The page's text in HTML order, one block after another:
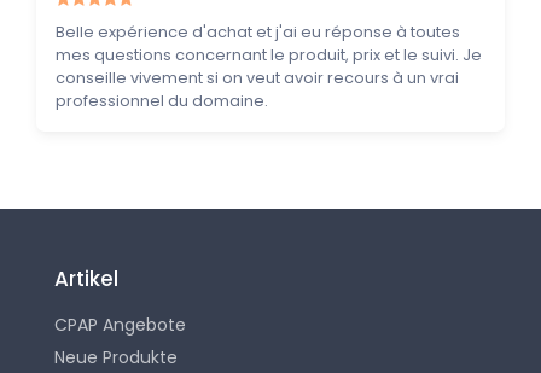
Belle expérience d'achat et j'ai eu réponse à toutes
mes questions concernant le produit, prix et le suivi. Je
conseille vivement si on veut avoir recours à un vrai
professionnel du domaine.
Artikel
CPAP Angebote
Neue Produkte